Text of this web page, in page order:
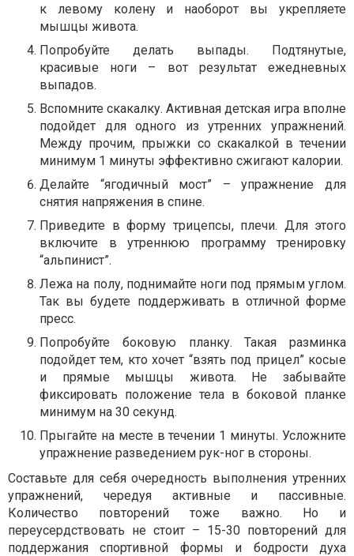
к левому колену и наоборот вы укрепляете
мышцы живота.
Попробуйте делать выпады. Подтянутые,
красивые ноги – вот результат ежедневных
выпадов.
Вспомните скакалку. Активная детская игра вполне
подойдет для одного из утренних упражнений.
Между прочим, прыжки со скакалкой в течении
минимум 1 минуты эффективно сжигают калории.
Делайте “ягодичный мост” – упражнение для
снятия напряжения в спине.
Приведите в форму трицепсы, плечи. Для этого
включите в утреннюю программу тренировку
“альпинист”.
Лежа на полу, поднимайте ноги под прямым углом.
Так вы будете поддерживать в отличной форме
пресс.
Попробуйте боковую планку. Такая разминка
подойдет тем, кто хочет “взять под прицел” косые
и прямые мышцы живота. Не забывайте
фиксировать положение тела в боковой планке
минимум на 30 секунд.
Прыгайте на месте в течении 1 минуты. Усложните
упражнение разведением рук-ног в стороны.
Составьте для себя очередность выполнения утренних
упражнений, чередуя активные и пассивные.
Количество повторений тоже важно. Но и
переусердствовать не стоит – 15-30 повторений для
поддержания спортивной формы и бодрости духа